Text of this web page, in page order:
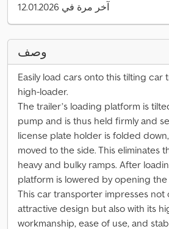
آخر مرة في 12.01.2026
وصف
Easily load cars onto this tilting car
high-loader.
The trailer’s loading platform is
pump and is thus held firmly and
license plate holder is folded
moved to the side. This eliminates
heavy and bulky ramps. After
platform is lowered by opening the
This car transporter impresses not
attractive design but also with its
workmanship, ease of use, and